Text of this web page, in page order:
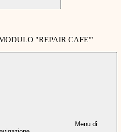
"REPAIR CAFE'"
Menu di